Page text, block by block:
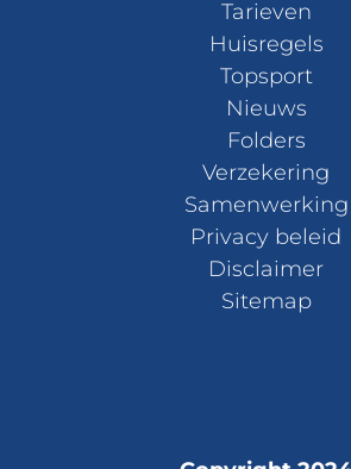
Tarieven
Huisregels
Topsport
Nieuws
Folders
Verzekering
Samenwerking
Privacy beleid
Disclaimer
Sitemap